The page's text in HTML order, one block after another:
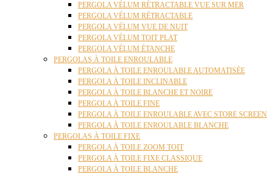
PERGOLA VÉLUM RÉTRACTABLE VUE SUR MER
PERGOLA VÉLUM RÉTRACTABLE
PERGOLA VÉLUM VUE DE NUIT
PERGOLA VÉLUM TOIT PLAT
PERGOLA VÉLUM ÉTANCHE
PERGOLAS À TOILE ENROULABLE
PERGOLA À TOILE ENROULABLE AUTOMATISÉE
PERGOLA À TOILE INCLINABLE
PERGOLA À TOILE BLANCHE ET NOIRE
PERGOLA À TOILE FINE
PERGOLA À TOILE ENROULABLE AVEC STORE SCREEN
PERGOLA À TOILE ENROULABLE BLANCHE
PERGOLAS À TOILE FIXE
PERGOLA À TOILE ZOOM TOIT
PERGOLA À TOILE FIXE CLASSIQUE
PERGOLA À TOILE BLANCHE